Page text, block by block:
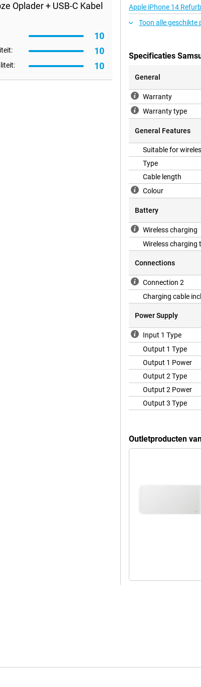
Oplader + USB-C Kabel
10
10
10
Apple iPhone 14
Toon alle geschikte
Specificaties
General
Warranty
Warranty type
General Features
Suitable for
Type
Cable length
Colour
Battery
Wireless charging
Wireless charging
Connections
Connection 2
Charging cable
Power Supply
Input 1 Type
Output 1 Type
Output 1 Power
Output 2 Type
Output 2 Power
Output 3 Type
Outletproducten